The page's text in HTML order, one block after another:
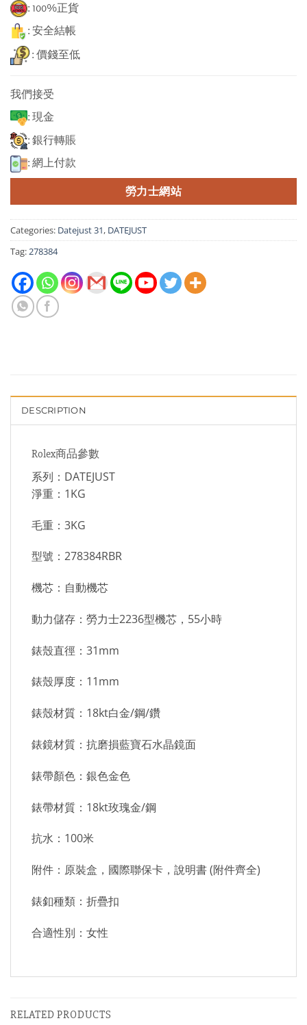
: 100%正貨
: 安全結帳
: 價錢至低
我們接受
: 現金
: 銀行轉賬
: 網上付款
勞力士網站
Categories: Datejust 31, DATEJUST
Tag:278384
DESCRIPTION
Rolex商品參數
系列：DATEJUST
淨重：1KG
毛重：3KG
型號：278384RBR
機芯：自動機芯
動力儲存：勞力士2236型機芯，55小時
錶殼直徑：31mm
錶殼厚度：11mm
錶殼材質：18kt白金/鋼/鑽
錶鏡材質：抗磨損藍寶石水晶鏡面
錶帶顏色：銀色金色
錶帶材質：18kt玫瑰金/鋼
抗水：100米
附件：原裝盒，國際聯保卡，說明書 (附件齊全)
錶釦種類：折疊扣
合適性別：女性
RELATED PRODUCTS